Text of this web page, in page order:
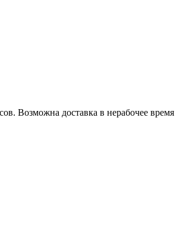
Возможна доставка в нерабочее время